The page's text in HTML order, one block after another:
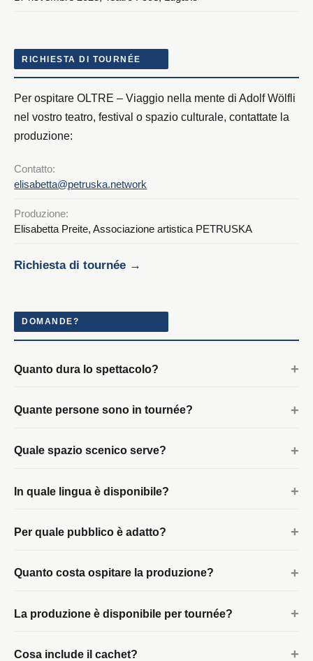
RICHIESTA DI TOURNÉE
Per ospitare OLTRE – Viaggio nella mente di Adolf Wölfli
nel vostro teatro, festival o spazio culturale, contattate la
produzione:
Contatto:
elisabetta@petruska.network
Produzione:
Elisabetta Preite, Associazione artistica PETRUSKA
Richiesta di tournée →
DOMANDE?
Quanto dura lo spettacolo?
Quante persone sono in tournée?
Quale spazio scenico serve?
In quale lingua è disponibile?
Per quale pubblico è adatto?
Quanto costa ospitare la produzione?
La produzione è disponibile per tournée?
Cosa include il cachet?